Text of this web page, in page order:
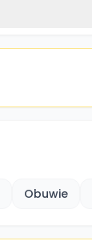
Obuwie